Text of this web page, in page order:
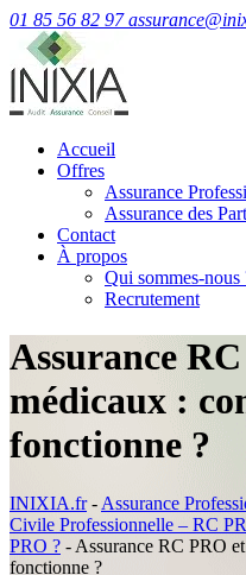
01 85 56 82 97
Accueil
Offres
Assurance
Assurance des
Contact
À propos
Qui sommes-nous
Recrutement
Assurance
médicaux :
fonctionne ?
INIXIA.fr- Assurance
Civile Professionnelle – RC
PRO ? - Assurance RC PRO
fonctionne ?